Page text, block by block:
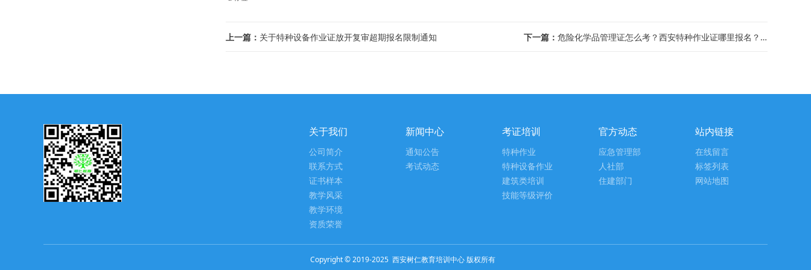
上一篇： 关于特种设备作业证放开复审超期报名限制通知 下一篇： 危险化学品管理证怎么考？西安特种作业证哪里报名？考试新式有哪些？
关于我们
公司简介
联系方式
证书样本
教学风采
教学环境
资质荣誉
新闻中心
通知公告
考试动态
考证培训
特种作业
特种设备作业
建筑类培训
技能等级评价
官方动态
应急管理部
人社部
住建部门
站内链接
在线留言
标签列表
网站地图
Copyright © 2019-2025 西安树仁教育培训中心 版权所有